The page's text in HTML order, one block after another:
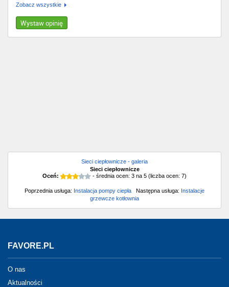
Zobacz wszystkie
Wystaw opinię
Sieci ciepłownicze - galeria
Sieci ciepłownicze
Oceń:
- średnia ocen: 3 na 5 (liczba ocen: 7)
Poprzednia usługa: Instalacja pompy ciepła Następna usługa: Instalacje
grzewcze kotłownia
FAVORE.PL
O nas
Aktualności